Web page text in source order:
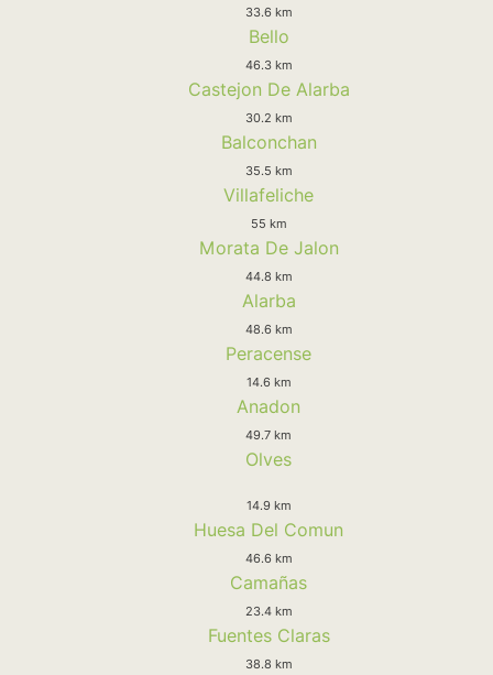
33.6 km
Bello
46.3 km
Castejon De Alarba
30.2 km
Balconchan
35.5 km
Villafeliche
55 km
Morata De Jalon
44.8 km
Alarba
48.6 km
Peracense
14.6 km
Anadon
49.7 km
Olves
14.9 km
Huesa Del Comun
46.6 km
Camañas
23.4 km
Fuentes Claras
38.8 km